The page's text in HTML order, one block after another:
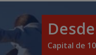
Capital de